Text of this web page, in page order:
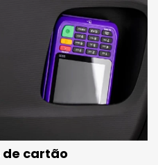
de cartão